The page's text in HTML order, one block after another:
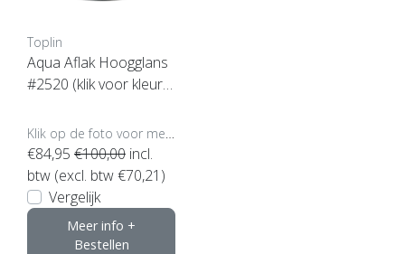
Toplin
Aqua Aflak Hoogglans
#2520 (klik voor kleur e
€84,95 €100,00 incl.
btw (excl. btw €70,21)
Vergelijk
Meer info +
Bestellen